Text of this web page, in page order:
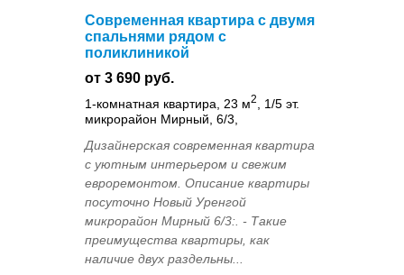
Современная квартира с двумя
спальнями рядом с
поликлиникой
от 3 690 руб.
1-комнатная квартира, 23 м2
, 1/5 эт.
микрорайон Мирный, 6/3,
Дизайнерская современная квартира
с уютным интерьером и свежим
евроремонтом. Описание квартиры
посуточно Новый Уренгой
микрорайон Мирный 6/3:. - Такие
преимущества квартиры, как
наличие двух раздельны...